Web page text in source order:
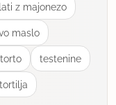
z majonezo
maslo
testenine
tortilja